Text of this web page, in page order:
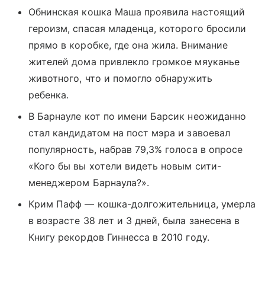
Обнинская кошка Маша проявила настоящий
героизм, спасая младенца, которого бросили
прямо в коробке, где она жила. Внимание
жителей дома привлекло громкое мяуканье
животного, что и помогло обнаружить
ребенка.
В Барнауле кот по имени Барсик неожиданно
стал кандидатом на пост мэра и завоевал
популярность, набрав 79,3% голоса в опросе
«Кого бы вы хотели видеть новым сити-
менеджером Барнаула?».
Крим Пафф — кошка-долгожительница, умерла
в возрасте 38 лет и 3 дней, была занесена в
Книгу рекордов Гиннесса в 2010 году.